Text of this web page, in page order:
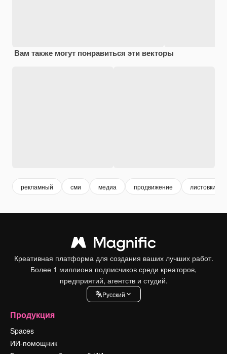
Вам также могут понравиться эти векторы
рекламный сми медиа продвижение листовки
Креативная платформа для создания ваших лучших работ.
Более 1 миллиона подписчиков среди креаторов,
предприятий, агентств и студий.
Pусский
Продукция
Spaces
ИИ-помощник